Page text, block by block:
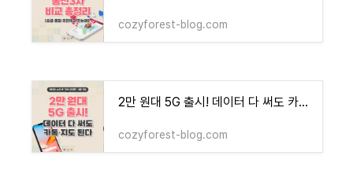
cozyforest-blog.com
2만 원대 5G 출시! 데이터 다 써도 카톡·지도 된다
cozyforest-blog.com